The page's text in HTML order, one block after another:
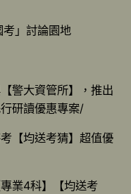
」討論園地
警大資管所】，推出
研讀優惠專案/
【均送考猜】超值優
業4科】【均送考